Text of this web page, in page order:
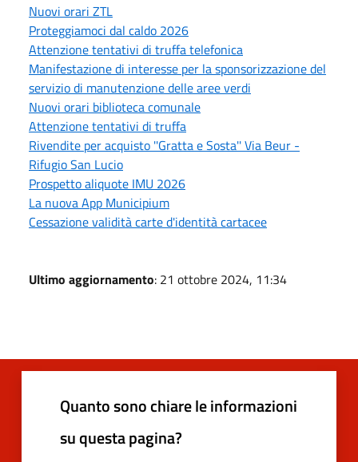
Nuovi orari ZTL
Proteggiamoci dal caldo 2026
Attenzione tentativi di truffa telefonica
Manifestazione di interesse per la sponsorizzazione del
servizio di manutenzione delle aree verdi
Nuovi orari biblioteca comunale
Attenzione tentativi di truffa
Rivendite per acquisto ''Gratta e Sosta'' Via Beur -
Rifugio San Lucio
Prospetto aliquote IMU 2026
La nuova App Municipium
Cessazione validità carte d'identità cartacee
Ultimo aggiornamento: 21 ottobre 2024, 11:34
Quanto sono chiare le informazioni
su questa pagina?